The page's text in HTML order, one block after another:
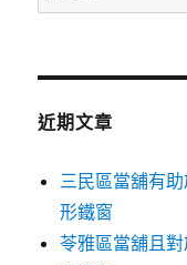
尋
鍵
近期文章
三民區當舖有
形鐵窗
苓雅區當舖且